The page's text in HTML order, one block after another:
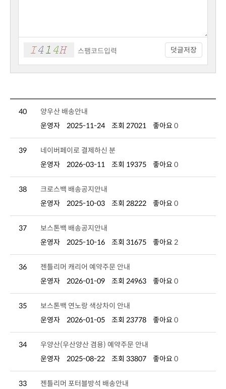
덧글저장
40
양우산 배송안내
운영자
2025-11-24 조회 27021 좋아요 0
39
네이버페이로 결제하신 분
운영자
2026-03-11 조회 19375 좋아요 0
38
크로스백 배송공지안내
운영자
2025-10-03 조회 28222 좋아요 0
37
보스톤백 배송공지안내
운영자
2025-10-16 조회 31675 좋아요 2
36
젠틀리머 캐리어 예약주문 안내
운영자
2026-01-09 조회 24963 좋아요 0
35
보스톤백 연노랑 색상차이 안내
운영자
2026-01-05 조회 23778 좋아요 0
34
우양산(우산양산 겸용) 예약주문 안내
운영자
2025-08-22 조회 33807 좋아요 0
33
젠틀리머 포터블방석 배송안내